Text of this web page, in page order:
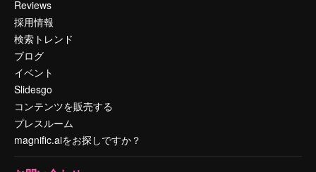
Reviews
採用情報
検索トレンド
ブログ
イベント
Slidesgo
コンテンツを販売する
プレスルーム
magnific.aiをお探しですか？